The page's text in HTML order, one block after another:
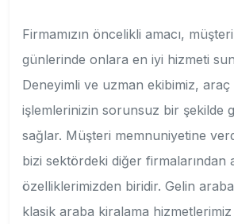
Firmamızın öncelikli amacı,
günlerinde onlara en iyi hizmeti
Deneyimli ve uzman ekibimiz, araç
işlemlerinizin sorunsuz bir şekilde
sağlar. Müşteri memnuniyetine
bizi sektördeki diğer firmalarından
özelliklerimizden biridir. Gelin
klasik araba kiralama hizmetlerimiz